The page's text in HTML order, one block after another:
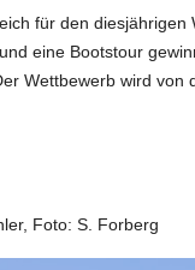
für den
eine Bootstour
Wettbewerb wird
Foto: S. Forberg